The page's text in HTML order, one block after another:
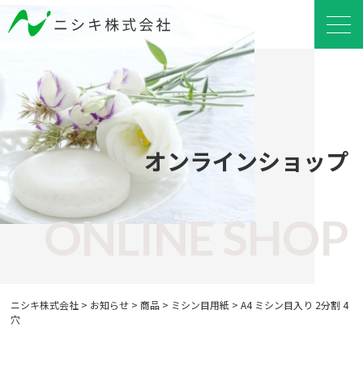
オンラインショップ
ONLINE SHOP
ニシキ株式会社 > お知らせ >商品 > ミシン目用紙 >A4 ミシン目入り 2分割 4
穴